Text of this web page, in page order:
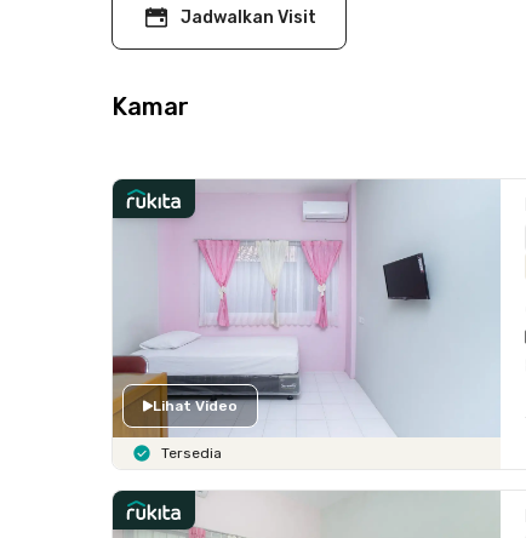
Jadwalkan Visit
Kamar
Lihat Video
Tersedia